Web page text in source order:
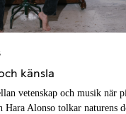
känsla
vetenskap och musik när
Hara Alonso tolkar naturens